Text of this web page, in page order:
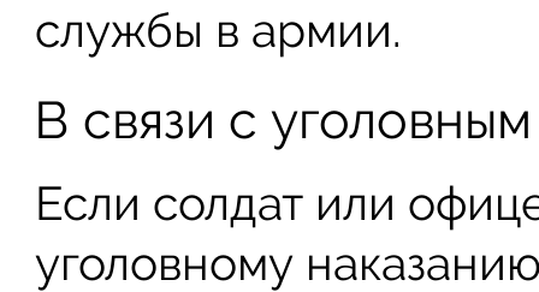
службы в армии.
В связи с
Если солдат или
уголовному